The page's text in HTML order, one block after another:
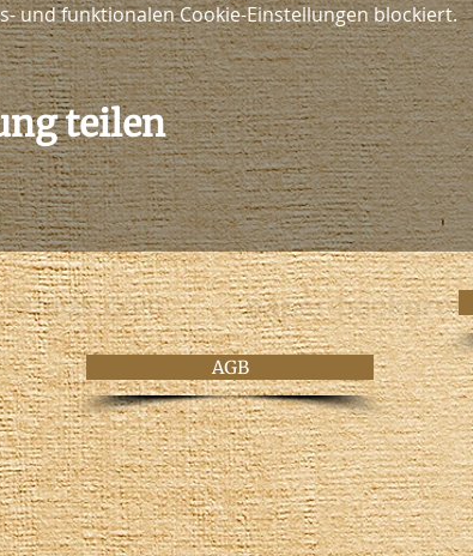
und funktionalen Cookie-Einstellungen blockiert.
teilen
AGB